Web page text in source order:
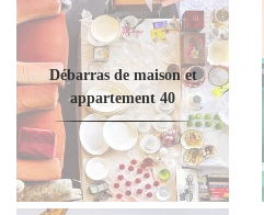
Débarras de maison et
appartement 40